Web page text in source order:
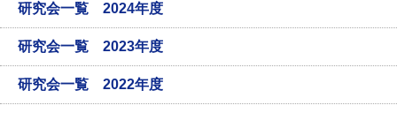
研究会一覧 2024年度
研究会一覧 2023年度
研究会一覧 2022年度